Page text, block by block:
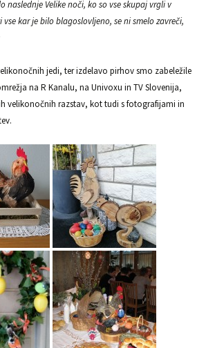
naslednje Velike noči, ko so vse skupaj vrgli v
kar je bilo blagoslovljeno, se ni smelo zavreči,
jedi, ter izdelavo pirhov smo zabeležile
na R Kanalu, na Univoxu in TV Slovenija,
velikonočnih razstav, kot tudi s fotografijami in